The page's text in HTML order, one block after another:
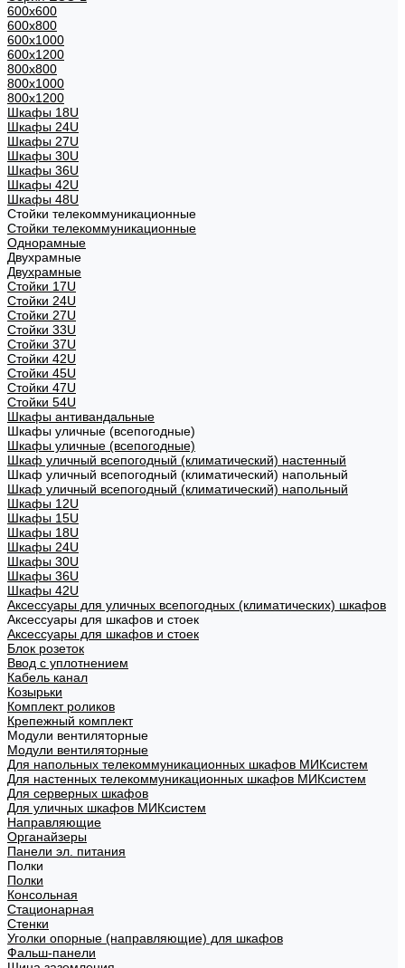
600x600
600x800
600х1000
600х1200
800x800
800х1000
800х1200
Шкафы 18U
Шкафы 24U
Шкафы 27U
Шкафы 30U
Шкафы 36U
Шкафы 42U
Шкафы 48U
Стойки телекоммуникационные
Стойки телекоммуникационные
Однорамные
Двухрамные
Двухрамные
Стойки 17U
Стойки 24U
Стойки 27U
Стойки 33U
Стойки 37U
Стойки 42U
Стойки 45U
Стойки 47U
Стойки 54U
Шкафы антивандальные
Шкафы уличные (всепогодные)
Шкафы уличные (всепогодные)
Шкаф уличный всепогодный (климатический) настенный
Шкаф уличный всепогодный (климатический) напольный
Шкаф уличный всепогодный (климатический) напольный
Шкафы 12U
Шкафы 15U
Шкафы 18U
Шкафы 24U
Шкафы 30U
Шкафы 36U
Шкафы 42U
Аксессуары для уличных всепогодных (климатических) шкафов
Аксессуары для шкафов и стоек
Аксессуары для шкафов и стоек
Блок розеток
Ввод с уплотнением
Кабель канал
Козырьки
Комплект роликов
Крепежный комплект
Модули вентиляторные
Модули вентиляторные
Для напольных телекоммуникационных шкафов МИКсистем
Для настенных телекоммуникационных шкафов МИКсистем
Для серверных шкафов
Для уличных шкафов МИКсистем
Направляющие
Органайзеры
Панели эл. питания
Полки
Полки
Консольная
Стационарная
Стенки
Уголки опорные (направляющие) для шкафов
Фальш-панели